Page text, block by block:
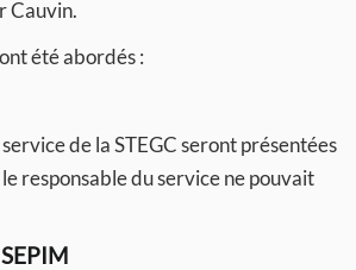
Cauvin.
été abordés :
de la STEGC seront présentées
responsable du service ne pouvait